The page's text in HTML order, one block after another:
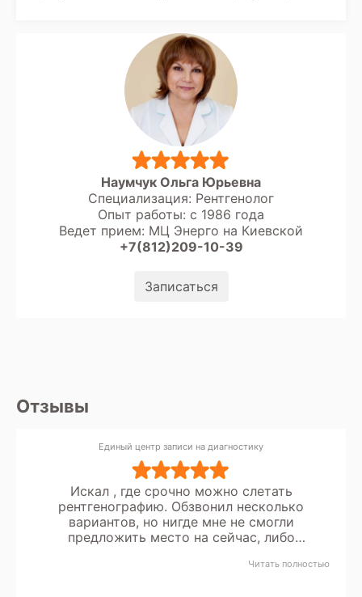
Наумчук Ольга Юрьевна
Специализация: Рентгенолог
Опыт работы: с 1986 года
Ведет прием: МЦ Энерго на Киевской
+7(812)209-10-39
Записаться
Отзывы
Единый центр записи на диагностику
Искал , где срочно можно слетать
рентгенографию. Обзвонил несколько
вариантов, но нигде мне не смогли
предложить место на сейчас, либо
службе записи, что быстро нашли мне
Читать полностью